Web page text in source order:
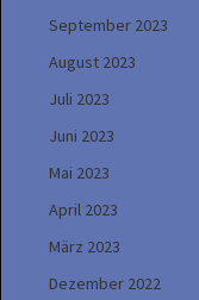
September 2023
August 2023
Juli 2023
Juni 2023
Mai 2023
April 2023
März 2023
Dezember 2022